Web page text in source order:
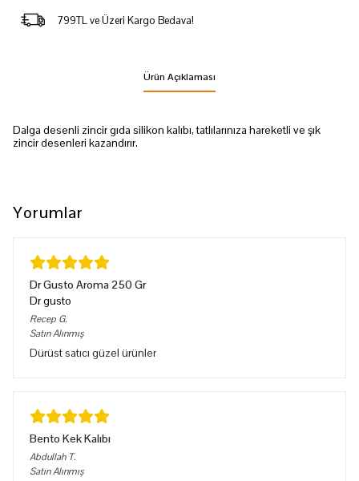
799TL ve Üzeri Kargo Bedava!
Ürün Açıklaması
Dalga desenli zincir gıda silikon kalıbı, tatlılarınıza hareketli ve şık
zincir desenleri kazandırır.
Yorumlar
Dr Gusto Aroma 250 Gr
Dr gusto
Recep G.
Satın Alınmış
Dürüst satıcı güzel ürünler
Bento Kek Kalıbı
Abdullah T.
Satın Alınmış